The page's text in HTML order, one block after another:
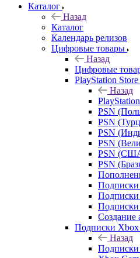
Каталог
Назад
Каталог
Календарь релизов
Цифровые товары
Назад
Цифровые
PlayStation Store
Назад
PSN
PSN
PSN
PSN
PSN
PSN
Подписки
Подписки
Создание
Подписки Xbox
Назад
Подписки